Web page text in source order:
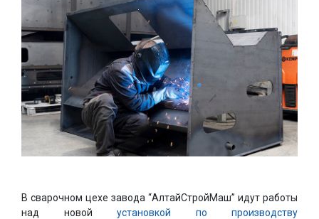
В сварочном цехе завода “АлтайСтройМаш” идут работы
над новой установкой по производству